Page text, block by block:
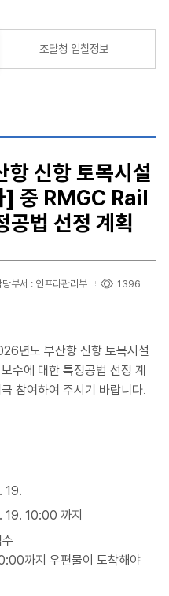
조달청 입찰정보
신항 토목시설
] 중 RMGC Rail
공법 선정 계획
당부서 : 인프라관리부 1396
년도 부산항 신항 토목시설
수에 대한 특정공법 선정 계
참여하여 주시기 바랍니다.
19.
10:00 까지
까지 우편물이 도착해야